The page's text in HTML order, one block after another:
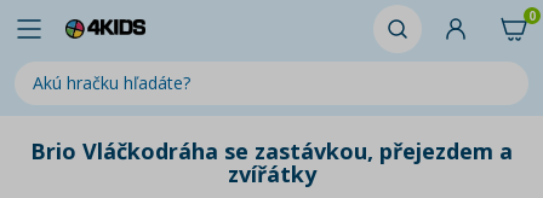
0
Brio Vláčkodráha se zastávkou, přejezdem a
zvířátky